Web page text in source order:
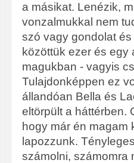
a másikat. Lenézik,
vonzalmukkal nem
szó vagy gondolat
közöttük ezer és egy
magukban - vagyis
Tulajdonképpen ez
állandóan Bella és
eltörpült a háttérben.
hogy már én magam
lapozzunk.
számolni, számomra